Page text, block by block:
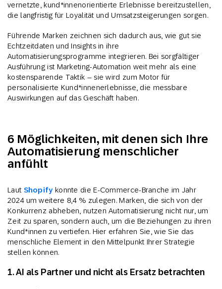
vernetzte, kund*innenorientierte Erlebnisse bereitzustellen,
die langfristig für Loyalität und Umsatzsteigerungen sorgen.
Führende Marken zeichnen sich dadurch aus, wie gut sie
Echtzeitdaten und Insights in ihre
Automatisierungsprogramme integrieren. Bei sorgfältiger
Ausführung ist Marketing-Automation weit mehr als eine
kostensparende Taktik – sie wird zum Motor für
personalisierte Kund*innenerlebnisse, die messbare
Auswirkungen auf das Geschäft haben.
6 Möglichkeiten, mit denen sich Ihre
Automatisierung menschlicher
anfühlt
Laut Shopifykonnte die E-Commerce-Branche im Jahr
2024 um weitere 8,4 % zulegen. Marken, die sich von der
Konkurrenz abheben, nutzen Automatisierung nicht nur, um
Zeit zu sparen, sondern auch, um die Beziehungen zu ihren
Kund*innen zu vertiefen. Hier erfahren Sie, wie Sie das
menschliche Element in den Mittelpunkt Ihrer Strategie
stellen können.
1. AI als Partner und nicht als Ersatz betrachten